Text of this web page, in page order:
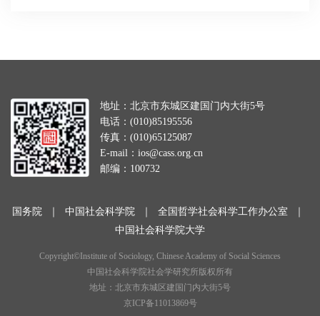
地址：北京市东城区建国门内大街5号
电话：(010)85195556
传真：(010)65125087
E-mail：ios@cass.org.cn
邮编：100732
国务院 中国社会科学院 全国哲学社会科学工作办公室
中国社会科学院大学
Copyright©Institute of Sociology, Chinese Academy of Social Sciences
中国社会科学院社会学研究所版权所有
地址：北京市东城区建国门内大街5号
京ICP备11013869号